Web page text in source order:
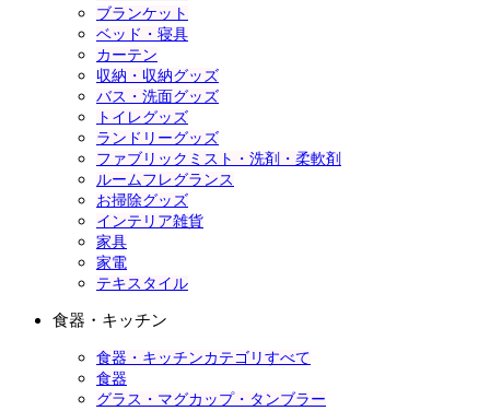
ブランケット
ベッド・寝具
カーテン
収納・収納グッズ
バス・洗面グッズ
トイレグッズ
ランドリーグッズ
ファブリックミスト・洗剤・柔軟剤
ルームフレグランス
お掃除グッズ
インテリア雑貨
家具
家電
テキスタイル
食器・キッチン
食器・キッチンカテゴリすべて
食器
グラス・マグカップ・タンブラー